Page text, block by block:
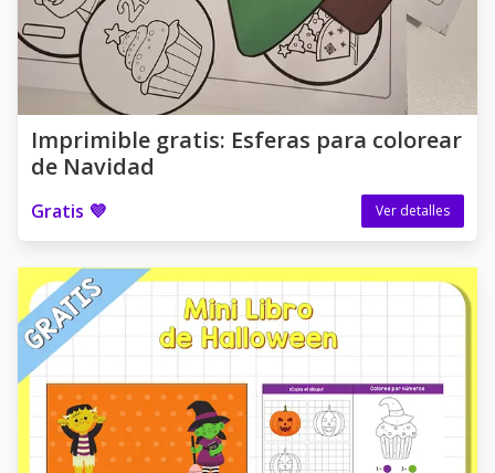
Imprimible gratis: Esferas para colorear
de Navidad
Gratis 💜 Ver detalles